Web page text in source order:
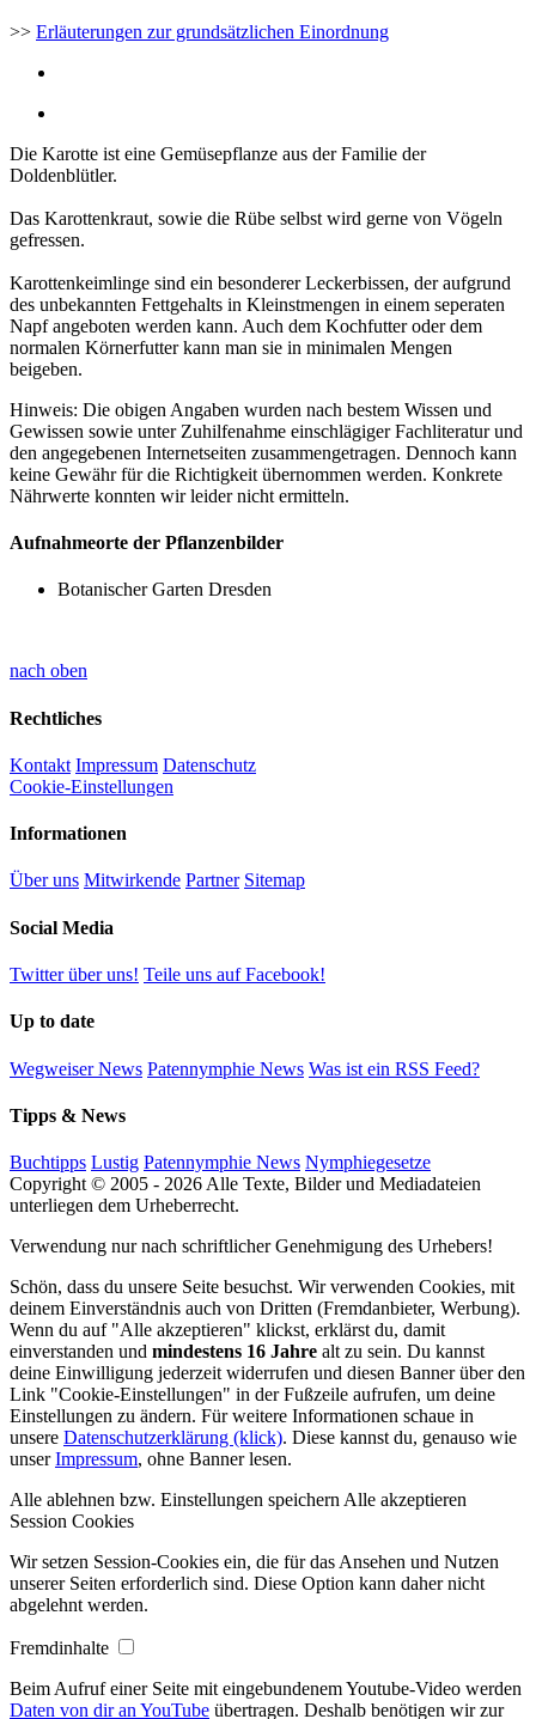
>> Erläuterungen zur grundsätzlichen Einordnung
Die Karotte ist eine Gemüsepflanze aus der Familie der
Doldenblütler.
Das Karottenkraut, sowie die Rübe selbst wird gerne von Vögeln
gefressen.
Karottenkeimlinge sind ein besonderer Leckerbissen, der aufgrund
des unbekannten Fettgehalts in Kleinstmengen in einem seperaten
Napf angeboten werden kann. Auch dem Kochfutter oder dem
normalen Körnerfutter kann man sie in minimalen Mengen
beigeben.
Hinweis: Die obigen Angaben wurden nach bestem Wissen und
Gewissen sowie unter Zuhilfenahme einschlägiger Fachliteratur und
den angegebenen Internetseiten zusammengetragen. Dennoch kann
keine Gewähr für die Richtigkeit übernommen werden. Konkrete
Nährwerte konnten wir leider nicht ermitteln.
Aufnahmeorte der Pflanzenbilder
Botanischer Garten Dresden
nach oben
Rechtliches
Kontakt Impressum Datenschutz
Cookie-Einstellungen
Informationen
Über uns Mitwirkende Partner Sitemap
Social Media
Twitter über uns! Teile uns auf Facebook!
Up to date
Wegweiser News Patennymphie News Was ist ein RSS Feed?
Tipps & News
Buchtipps Lustig Patennymphie News Nymphiegesetze
Copyright © 2005 - 2026 Alle Texte, Bilder und Mediadateien
unterliegen dem Urheberrecht.
Verwendung nur nach schriftlicher Genehmigung des Urhebers!
Schön, dass du unsere Seite besuchst. Wir verwenden Cookies, mit
deinem Einverständnis auch von Dritten (Fremdanbieter, Werbung).
Wenn du auf "Alle akzeptieren" klickst, erklärst du, damit
einverstanden und mindestens 16 Jahre alt zu sein. Du kannst
deine Einwilligung jederzeit widerrufen und diesen Banner über den
Link "Cookie-Einstellungen" in der Fußzeile aufrufen, um deine
Einstellungen zu ändern. Für weitere Informationen schaue in
unsere Datenschutzerklärung (klick). Diese kannst du, genauso wie
unserImpressum, ohne Banner lesen.
Alle ablehnen bzw. Einstellungen speichern Alle akzeptieren
Session Cookies
Wir setzen Session-Cookies ein, die für das Ansehen und Nutzen
unserer Seiten erforderlich sind. Diese Option kann daher nicht
abgelehnt werden.
Fremdinhalte
Beim Aufruf einer Seite mit eingebundenem Youtube-Video werden
Daten von dir an YouTube übertragen. Deshalb benötigen wir zur